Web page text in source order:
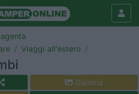
Viaggi all'estero
Galleria